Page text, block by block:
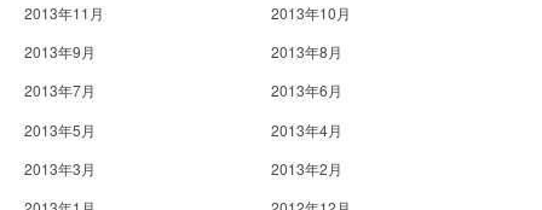
2013年11月
2013年10月
2013年9月
2013年8月
2013年7月
2013年6月
2013年5月
2013年4月
2013年3月
2013年2月